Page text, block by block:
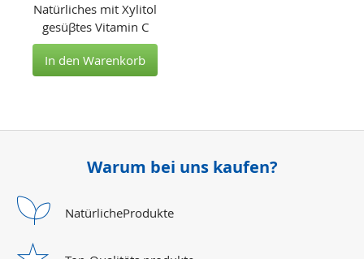
Natürliches mit Xylitol
gesüβtes Vitamin C
In den Warenkorb
Warum bei uns kaufen?
NatürlicheProdukte